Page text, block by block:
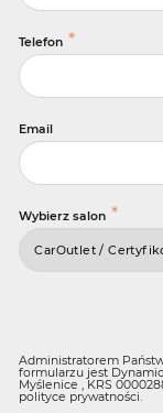
Telefon *
Email
Wybierz salon *
Administratorem
formularzu jest
Myślenice , KRS
polityce prywatności